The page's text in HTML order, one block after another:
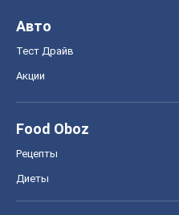
Авто
Тест Драйв
Акции
Food Oboz
Рецепты
Диеты